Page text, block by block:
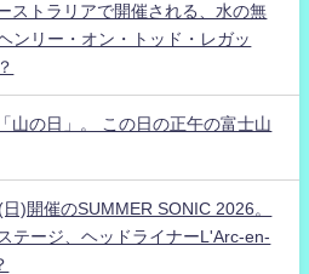
ストラリアで開催される、水の無
ンリー・オン・トッド・レガッ
山の日」。 この日の正午の富士山
)開催のSUMMER SONIC 2026。
テージ、ヘッドライナーL'Arc-en-